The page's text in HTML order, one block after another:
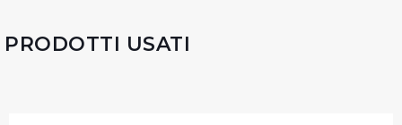
PRODOTTI USATI